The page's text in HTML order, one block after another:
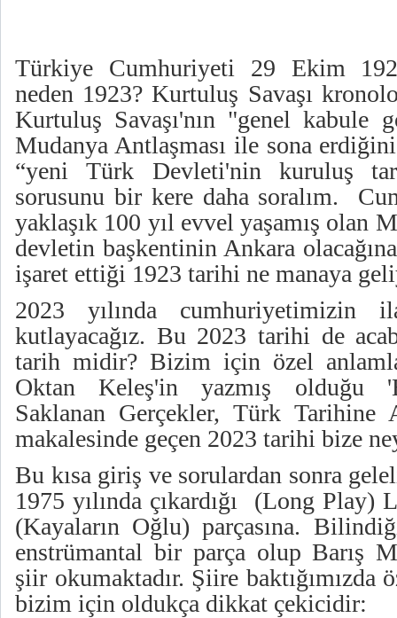
Türkiye Cumhuriyeti 29 Ekim
neden 1923? Kurtuluş Savaşı
Kurtuluş Savaşı'nın "genel kabule
Mudanya Antlaşması ile sona
“yeni Türk Devleti'nin kuruluş
sorusunu bir kere daha soralım.
yaklaşık 100 yıl evvel yaşamış olan
devletin başkentinin Ankara
işaret ettiği 1923 tarihi ne manaya
2023 yılında cumhuriyetimizin
kutlayacağız. Bu 2023 tarihi de
tarih midir? Bizim için özel
Oktan Keleş'in yazmış olduğu
Saklanan Gerçekler, Türk Tarihine
makalesinde geçen 2023 tarihi bize
Bu kısa giriş ve sorulardan sonra
1975 yılında çıkardığı (Long Play)
(Kayaların Oğlu) parçasına.
enstrümantal bir parça olup Barış
şiir okumaktadır. Şiire baktığımızda
bizim için oldukça dikkat çekicidir: